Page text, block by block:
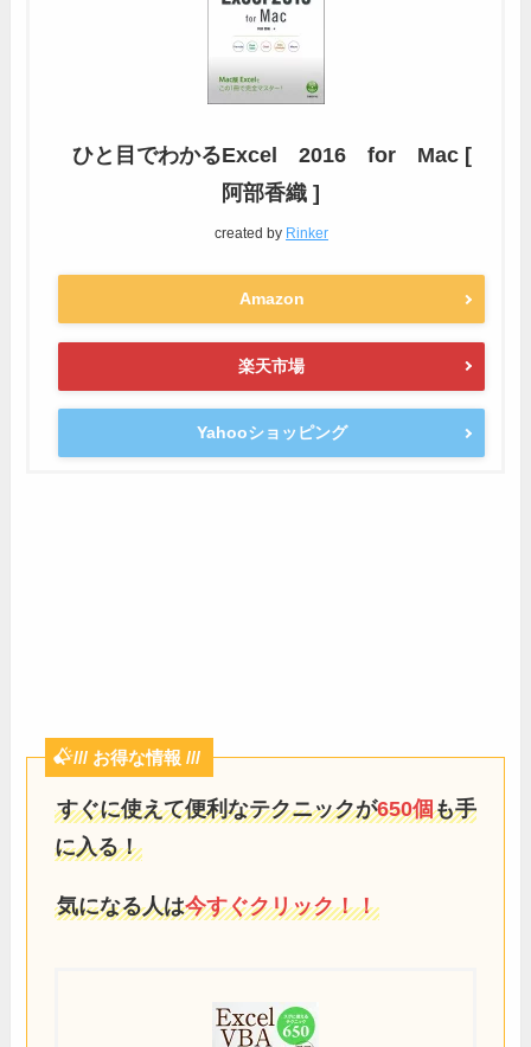
ひと目でわかるExcel 2016 for Mac [
阿部香織 ]
created by Rinker
Amazon
楽天市場
Yahooショッピング
/// お得な情報 ///
すぐに使えて便利なテクニックが650個も手
に入る！
気になる人は今すぐクリック！！